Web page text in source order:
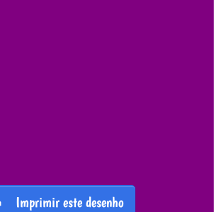
Imprimir este desenho